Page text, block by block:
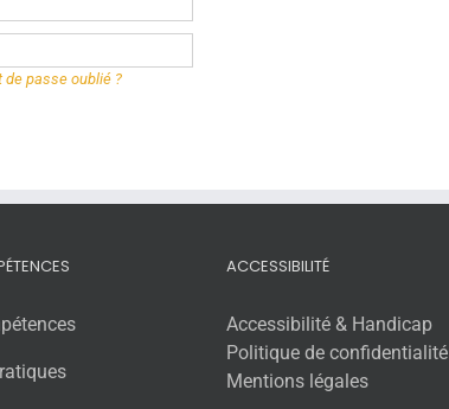
de passe oublié ?
ACCESSIBILITÉ
Accessibilité & Handicap
Politique de confidentialité
Mentions légales